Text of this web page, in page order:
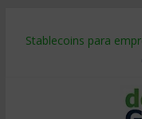
Stablecoins para
Despido silencioso:
IA en selección de
Trabajo forzoso en
Mercado hispano de